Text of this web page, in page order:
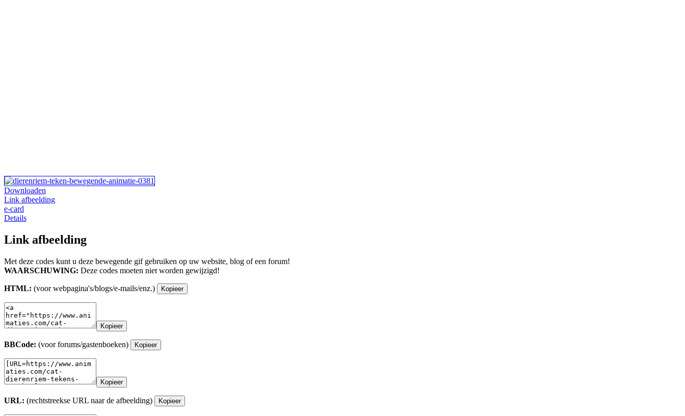
Downloaden
Link afbeelding
e-card
Details
Link afbeelding
Met deze codes kunt u deze bewegende gif gebruiken op uw website, blog of een forum!
WAARSCHUWING: Deze codes moeten niet worden gewijzigd!
HTML: (voor webpagina's/blogs/e-mails/enz.) Kopieer
Kopieer
BBCode: (voor forums/gastenboeken) Kopieer
Kopieer
URL: (rechtstreekse URL naar de afbeelding) Kopieer